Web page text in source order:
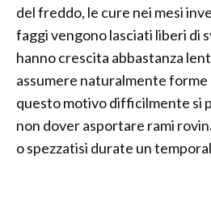
del freddo, le cure nei mesi
faggi vengono lasciati liberi di
hanno crescita abbastanza
assumere naturalmente
questo motivo difficilmente si
non dover asportare rami
o spezzatisi durate un